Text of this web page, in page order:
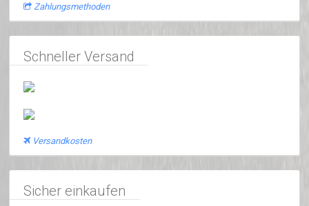
Zahlungsmethoden
Schneller Versand
Versandkosten
Sicher einkaufen